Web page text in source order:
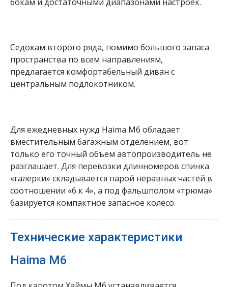
Седокам второго ряда, помимо большого запаса
пространства по всем направлениям,
предлагается комфортабельный диван с
центральным подлокотником.
Для ежедневных нужд Haima M6 обладает
вместительным багажным отделением, вот
только его точный объем автопроизводитель не
разглашает. Для перевозки длинномеров спинка
«галерки» складывается парой неравных частей в
соотношении «6 к 4», а под фальшполом «трюма»
базируется компактное запасное колесо.
Технические характеристики
Haima M6